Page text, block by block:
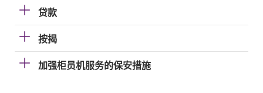
贷款
按揭
加强柜员机服务的保安措施